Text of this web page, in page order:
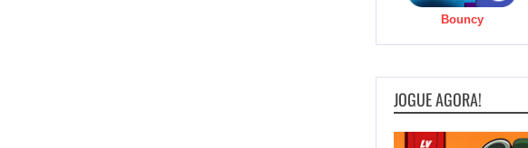
Bouncy
JOGUE AGORA!